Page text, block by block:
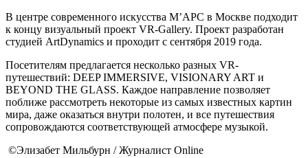
В центре современного искусства М’АРС в Москве подходит
к концу визуальный проект VR-Gallery. Проект разработан
студией ArtDynamics и проходит с сентября 2019 года.
Посетителям предлагается несколько разных VR-
путешествий: DEEP IMMERSIVE, VISIONARY ART и
BEYOND THE GLASS. Каждое направление позволяет
поближе рассмотреть некоторые из самых известных картин
мира, даже оказаться внутри полотен, и все путешествия
сопровождаются соответствующей атмосфере музыкой.
©Элизабет Мильбурн / Журналист Online